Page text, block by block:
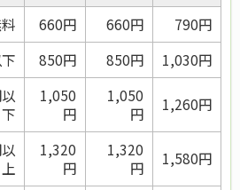
660円 660円 790円
850円 850円 1,030円
下
1,050
円
1,050
円
1,260円
上
1,320
円
1,320
円
1,580円